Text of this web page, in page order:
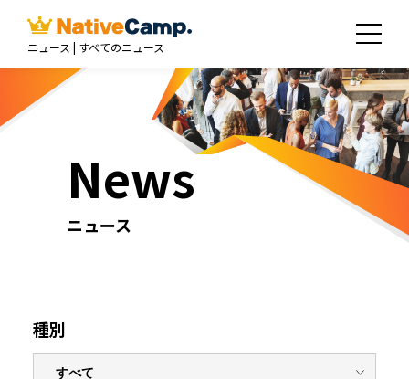
ニュース | すべてのニュース
News
ニュース
種別